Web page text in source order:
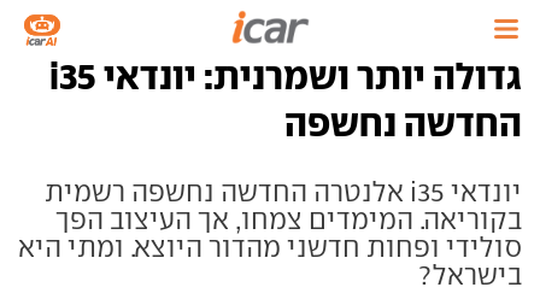
גדולה יותר ושמרנית: יונדאי i35
החדשה נחשפה
יונדאי i35 אלנטרה החדשה נחשפה רשמית
בקוריאה. המימדים צמחו, אך העיצוב הפך
סולידי ופחות חדשני מהדור היוצא. ומתי היא
בישראל?